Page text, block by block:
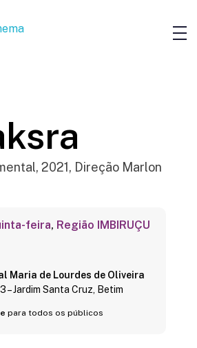
2021, Direção Marlon
feira, Região IMBIRUÇU
Maria de Lourdes de Oliveira
– Jardim Santa Cruz, Betim
para todos os públicos